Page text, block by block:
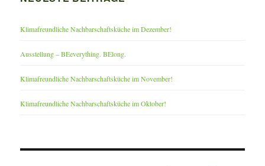
Klimafreundliche Nachbarschaftsküche im Dezember!
Ausstellung – BEeverything. BElong.
Klimafreundliche Nachbarschaftsküche im November!
Klimafreundliche Nachbarschaftsküche im Oktober!